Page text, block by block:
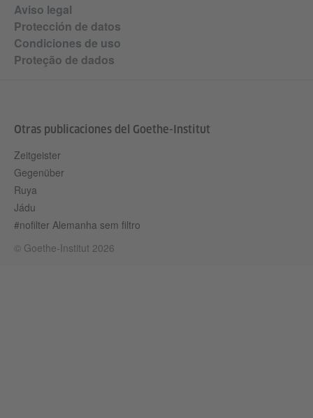
Aviso legal
Protección de datos
Condiciones de uso
Proteção de dados
Otras publicaciones del Goethe-Institut
Zeitgeister
Gegenüber
Ruya
Jádu
#nofilter Alemanha sem filtro
© Goethe-Institut 2026